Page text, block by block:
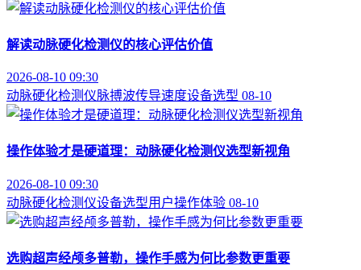
解读动脉硬化检测仪的核心评估价值
2026-08-10 09:30
动脉硬化检测仪脉搏波传导速度设备选型 08-10
操作体验才是硬道理：动脉硬化检测仪选型新视角
2026-08-10 09:30
动脉硬化检测仪设备选型用户操作体验 08-10
选购超声经颅多普勒，操作手感为何比参数更重要